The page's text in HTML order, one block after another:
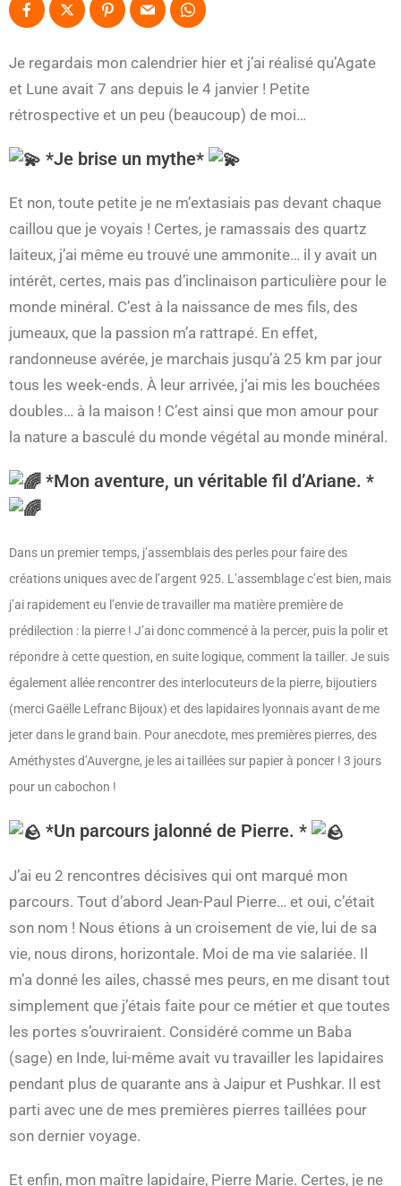
Je regardais mon calendrier hier et j’ai réalisé qu’Agate
et Lune avait 7 ans depuis le 4 janvier ! Petite
rétrospective et un peu (beaucoup) de moi…
*Je brise un mythe*
Et non, toute petite je ne m’extasiais pas devant chaque
caillou que je voyais ! Certes, je ramassais des quartz
laiteux, j’ai même eu trouvé une ammonite… il y avait un
intérêt, certes, mais pas d’inclinaison particulière pour le
monde minéral. C’est à la naissance de mes fils, des
jumeaux, que la passion m’a rattrapé. En effet,
randonneuse avérée, je marchais jusqu’à 25 km par jour
tous les week-ends. À leur arrivée, j’ai mis les bouchées
doubles… à la maison ! C’est ainsi que mon amour pour
la nature a basculé du monde végétal au monde minéral.
*Mon aventure, un véritable fil d’Ariane. *
Dans un premier temps, j’assemblais des perles pour faire des
créations uniques avec de l’argent 925. L’assemblage c’est bien, mais
j’ai rapidement eu l’envie de travailler ma matière première de
prédilection : la pierre ! J’ai donc commencé à la percer, puis la polir et
répondre à cette question, en suite logique, comment la tailler. Je suis
également allée rencontrer des interlocuteurs de la pierre, bijoutiers
(merci Gaëlle Lefranc Bijoux) et des lapidaires lyonnais avant de me
jeter dans le grand bain. Pour anecdote, mes premières pierres, des
Améthystes d’Auvergne, je les ai taillées sur papier à poncer ! 3 jours
pour un cabochon !
*Un parcours jalonné de Pierre. *
J’ai eu 2 rencontres décisives qui ont marqué mon
parcours. Tout d’abord Jean-Paul Pierre… et oui, c’était
son nom ! Nous étions à un croisement de vie, lui de sa
vie, nous dirons, horizontale. Moi de ma vie salariée. Il
m’a donné les ailes, chassé mes peurs, en me disant tout
simplement que j’étais faite pour ce métier et que toutes
les portes s’ouvriraient. Considéré comme un Baba
(sage) en Inde, lui-même avait vu travailler les lapidaires
pendant plus de quarante ans à Jaipur et Pushkar. Il est
parti avec une de mes premières pierres taillées pour
son dernier voyage.
Et enfin, mon maître lapidaire, Pierre Marie. Certes, je ne